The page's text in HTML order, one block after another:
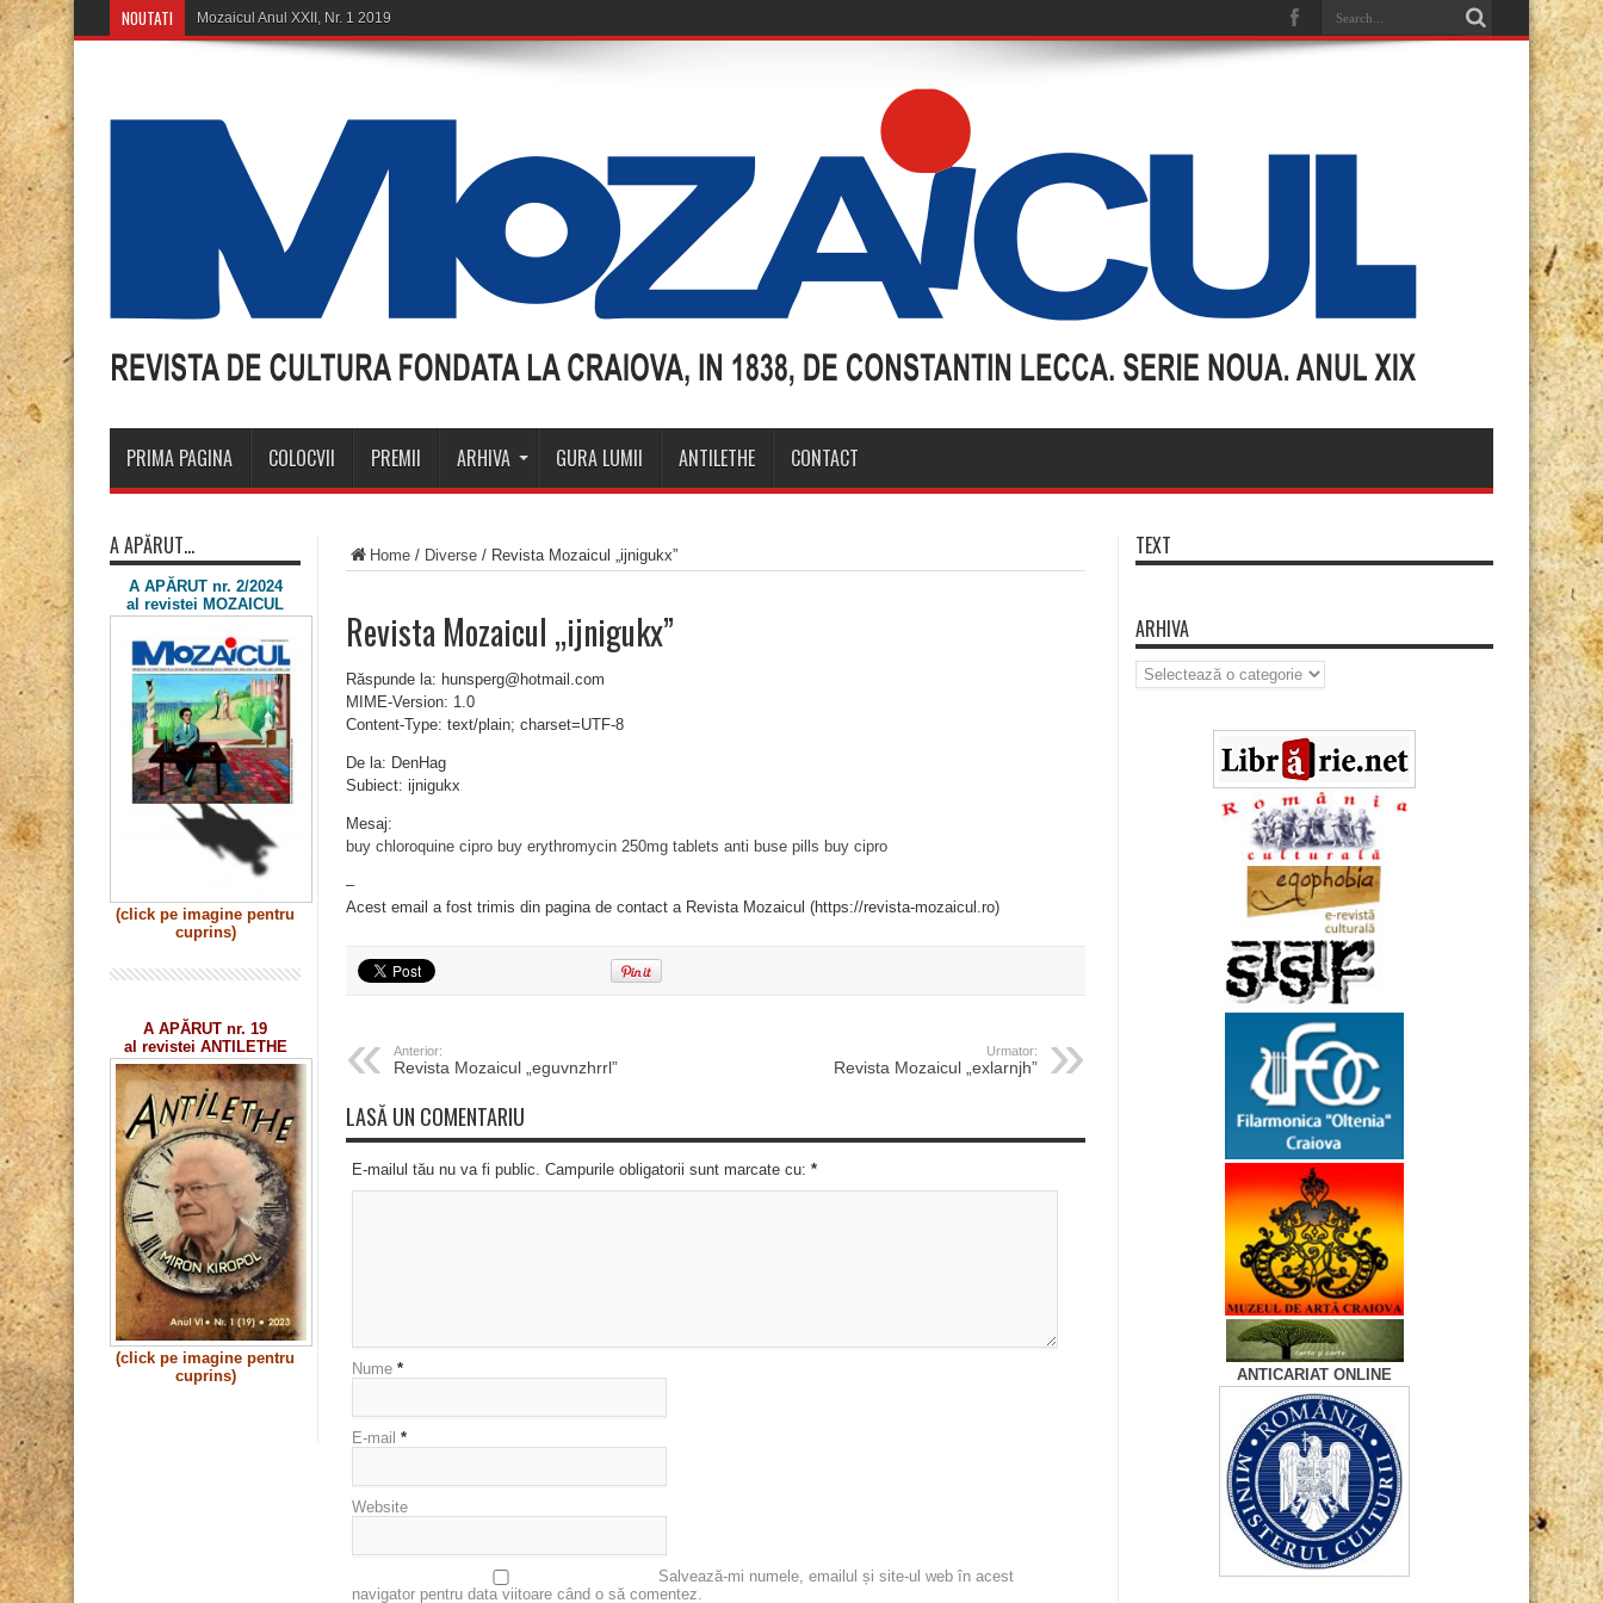
NOUTATI Moz
PRIMA PAGINA COLOCVII PREMII ARHIVA GURA LUMII ANTILETHE CONTACT
Home / Diverse / Revista Mozaicul „ijnigukx”
Revista Mozaicul „ijnigukx”
Răspunde la: hunsperg@hotmail.com
MIME-Version: 1.0
Content-Type: text/plain; charset=UTF-8
De la: DenHag
Subiect: ijnigukx
Mesaj:
buy chloroquine cipro buy erythromycin 250mg tablets anti buse pills buy cipro
–
Acest email a fost trimis din pagina de contact a Revista Mozaicul (https://revista-mozaicul.ro)
Anterior:
Revista Mozaicul „eguvnzhrrl”
Urmator:
Revista Mozaicul „exlarnjh”
LASĂ UN COMENTARIU
E-mailul tău nu va fi public. Campurile obligatorii sunt marcate cu: *
Nume *
E-mail *
Website
Salvează-mi numele, emailul și site-ul web în acest
navigator pentru data viitoare când o să comentez.
A APĂRUT…
A APĂRUT nr. 2/2024
al revistei MOZAICUL
(click pe imagine pentru
cuprins)
A APĂRUT nr. 19
al revistei ANTILETHE
(click pe imagine pentru
cuprins)
TEXT
ARHIVA
Arhiva
ANTICARIAT ONLINE